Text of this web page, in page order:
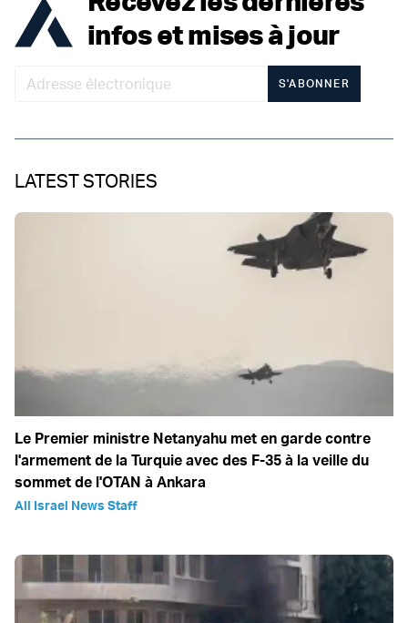
infos et mises à jour
S'ABONNER
LATEST STORIES
Le Premier ministre Netanyahu met en garde contre
l'armement de la Turquie avec des F-35 à la veille du
sommet de l'OTAN à Ankara
All Israel News Staff